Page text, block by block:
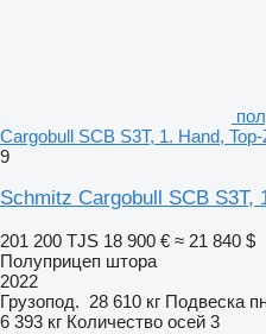
Cargobull SCB S3T, 1. Hand,
9
Schmitz Cargobull SCB S3T,
201 200 TJS 18 900 € ≈ 21 840 $
Полуприцеп штора
2022
Грузопод. 28 610 кг Подвеска
6 393 кг Количество осей 3